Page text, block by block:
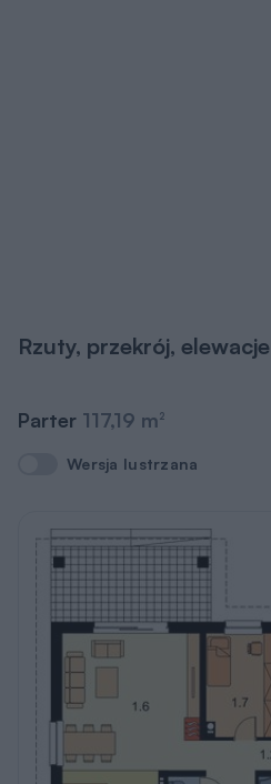
Rzuty, przekrój, elewacje
Parter 117,19 m2
Wersja lustrzana
Wersja lustrzana